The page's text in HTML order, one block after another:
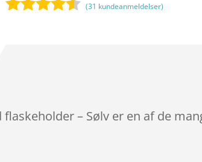
mmelser
(31 kundeanmeldelser)
– Sølv er en af de